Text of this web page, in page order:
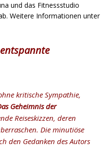
und das Fitnessstudio
Weitere Informationen unter
kritische Sympathie,
Geheimnis der
Reiseskizzen, deren
Die minutiöse
den Gedanken des Autors